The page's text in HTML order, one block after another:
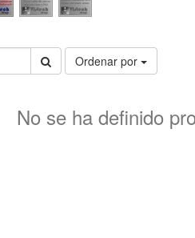
Ordenar por
No se ha definido